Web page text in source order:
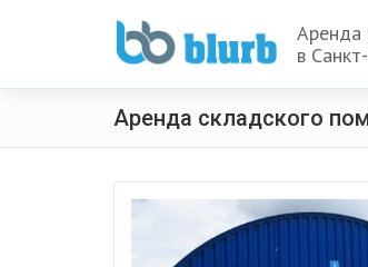
Аренда
в
Аренда складского